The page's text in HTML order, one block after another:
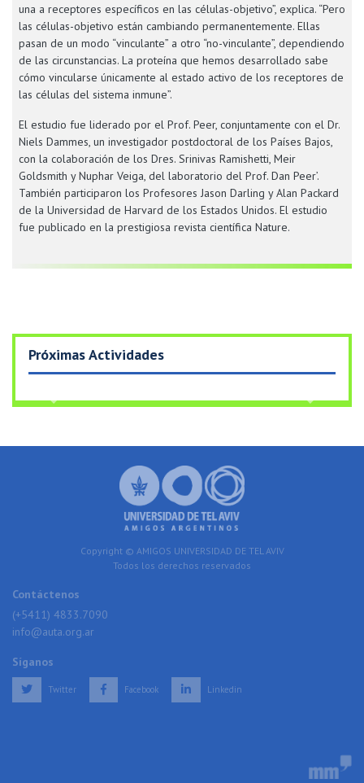
una a receptores específicos en las células-objetivo”, explica. “Pero
las células-objetivo están cambiando permanentemente. Ellas
pasan de un modo “vinculante” a otro “no-vinculante”, dependiendo
de las circunstancias. La proteína que hemos desarrollado sabe
cómo vincularse únicamente al estado activo de los receptores de
las células del sistema inmune”.
El estudio fue liderado por el Prof. Peer, conjuntamente con el Dr.
Niels Dammes, un investigador postdoctoral de los Países Bajos,
con la colaboración de los Dres. Srinivas Ramishetti, Meir
Goldsmith y Nuphar Veiga, del laboratorio del Prof. Dan Peer’.
También participaron los Profesores Jason Darling y Alan Packard
de la Universidad de Harvard de los Estados Unidos. El estudio
fue publicado en la prestigiosa revista científica Nature.
Próximas Actividades
Previous Next
Contáctenos
(+5411) 4833.7090
info@auta.org.ar
Copyright © AMIGOS UNIVERSIDAD DE TEL AVIV
Todos los derechos reservados
Síganos
Twitter Facebook Linkedin